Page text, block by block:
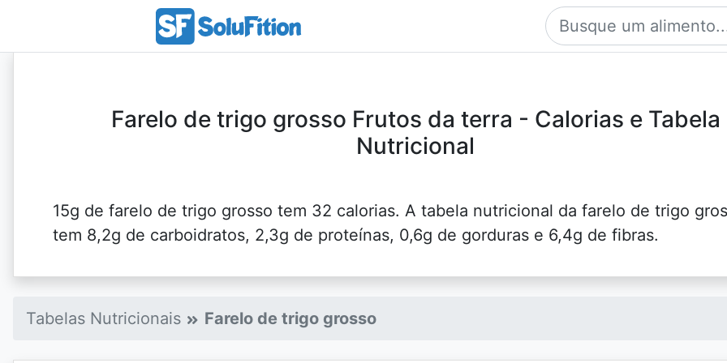
Farelo de trigo grosso Frutos da terra - Calorias e Tabela
Nutricional
15g de farelo de trigo grosso tem 32 calorias. A tabela nutricional da farelo de trigo
tem 8,2g de carboidratos, 2,3g de proteínas, 0,6g de gorduras e 6,4g de fibras.
Tabelas Nutricionais Farelo de trigo grosso